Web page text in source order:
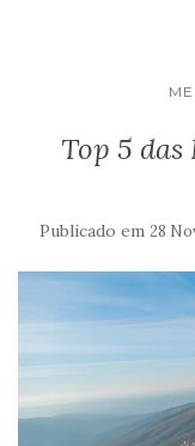
Top 5
Publicado em 28